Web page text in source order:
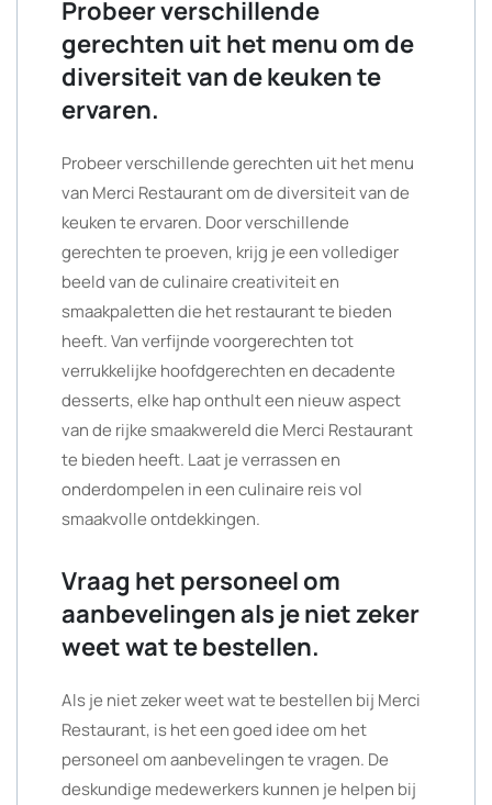
Probeer verschillende
gerechten uit het menu om de
diversiteit van de keuken te
ervaren.
Probeer verschillende gerechten uit het menu
van Merci Restaurant om de diversiteit van de
keuken te ervaren. Door verschillende
gerechten te proeven, krijg je een vollediger
beeld van de culinaire creativiteit en
smaakpaletten die het restaurant te bieden
heeft. Van verfijnde voorgerechten tot
verrukkelijke hoofdgerechten en decadente
desserts, elke hap onthult een nieuw aspect
van de rijke smaakwereld die Merci Restaurant
te bieden heeft. Laat je verrassen en
onderdompelen in een culinaire reis vol
smaakvolle ontdekkingen.
Vraag het personeel om
aanbevelingen als je niet zeker
weet wat te bestellen.
Als je niet zeker weet wat te bestellen bij Merci
Restaurant, is het een goed idee om het
personeel om aanbevelingen te vragen. De
deskundige medewerkers kunnen je helpen bij